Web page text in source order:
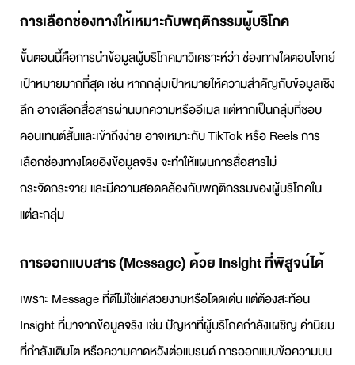
การเลือกช่องทางให้เหมาะกับพฤติกรรมผู้บริโภค
ขั้นตอนนี้คือการนำข้อมูลผู้บริโภคมาวิเคราะห์ว่า ช่องทางใดตอบโจทย์
เป้าหมายมากที่สุด เช่น หากกลุ่มเป้าหมายให้ความสำคัญกับข้อมูลเชิง
ลึก อาจเลือกสื่อสารผ่านบทความหรืออีเมล แต่หากเป็นกลุ่มที่ชอบ
คอนเทนต์สั้นและเข้าถึงง่าย อาจเหมาะกับ TikTok หรือ Reels การ
เลือกช่องทางโดยอิงข้อมูลจริง จะทำให้แผนการสื่อสารไม่
กระจัดกระจาย และมีความสอดคล้องกับพฤติกรรมของผู้บริโภคใน
แต่ละกลุ่ม
การออกแบบสาร (Message) ด้วย Insight ที่พิสูจน์ได้
เพราะ Message ที่ดีไม่ใช่แค่สวยงามหรือโดดเด่น แต่ต้องสะท้อน
Insight ที่มาจากข้อมูลจริง เช่น ปัญหาที่ผู้บริโภคกำลังเผชิญ ค่านิยม
ที่กำลังเติบโต หรือความคาดหวังต่อแบรนด์ การออกแบบข้อความบน